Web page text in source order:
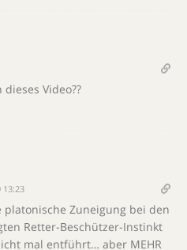
Video??
13:23
platonische Zuneigung bei den
Retter-Beschützer-Instinkt
mal entführt… aber MEHR